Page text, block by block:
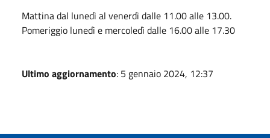
Mattina dal lunedì al venerdì dalle 11.00 alle 13.00.
Pomeriggio lunedì e mercoledì dalle 16.00 alle 17.30
Ultimo aggiornamento: 5 gennaio 2024, 12:37